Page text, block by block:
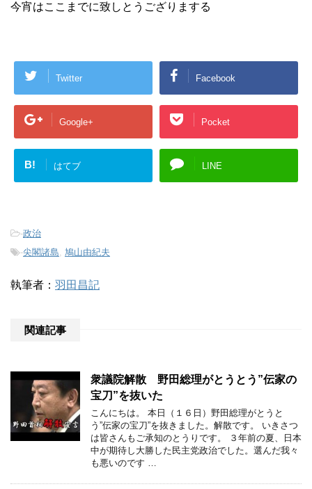
今宵はここまでに致しとうござりまする
Twitter Facebook
Google+ Pocket
B! はてブ LINE
-政治
-尖閣諸島, 鳩山由紀夫
執筆者： 羽田昌記
関連記事
衆議院解散 野田総理がとうとう”伝家の
宝刀”を抜いた
こんにちは。 本日（１６日）野田総理がとうと
う”伝家の宝刀”を抜きました。解散です。 いきさつ
は皆さんもご承知のとうりです。 ３年前の夏、日本
中が期待し大勝した民主党政治でした。選んだ我々
も悪いのです …